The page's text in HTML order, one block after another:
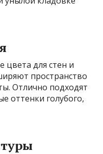
цвета для стен и
пространство
Отлично подходят
оттенки голубого,